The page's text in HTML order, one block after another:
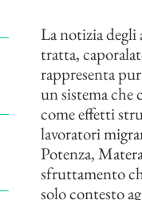
La notizia degli
tratta,
rappresenta
un sistema
come effetti
lavoratori
Potenza,
sfruttamento
solo contesto